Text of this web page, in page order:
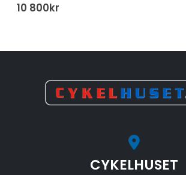
10 800kr
CYKELHUSET